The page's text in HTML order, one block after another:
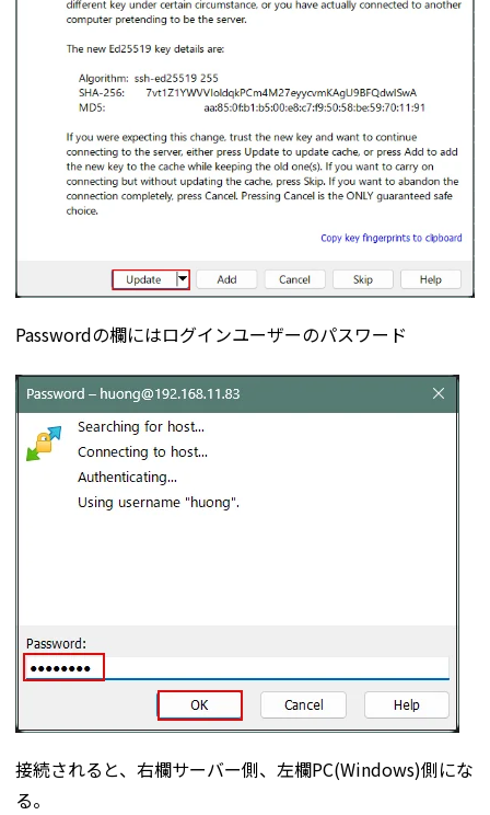
Passwordの欄にはログインユーザーのパスワード
接続されると、右欄サーバー側、左欄PC(Windows)側にな
る。